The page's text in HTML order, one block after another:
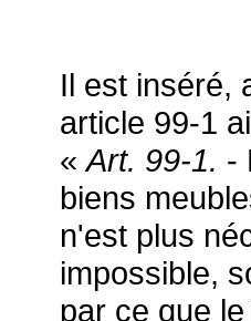
Il est inséré,
article 99-1
«Art. 99-1. -
biens
n'est plus
impossible,
par ce que